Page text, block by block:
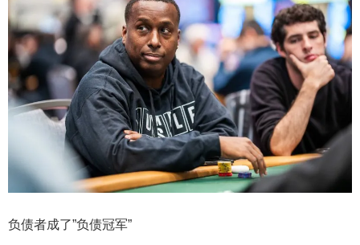
负债者成了”负债冠军”